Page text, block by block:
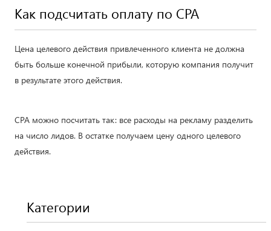
Как подсчитать оплату по СРА
Цена целевого действия привлеченного клиента не должна
быть больше конечной прибыли, которую компания получит
в результате этого действия.
СРА можно посчитать так: все расходы на рекламу разделить
на число лидов. В остатке получаем цену одного целевого
действия.
Категории